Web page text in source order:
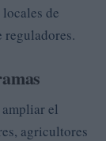
de
el
agricultores